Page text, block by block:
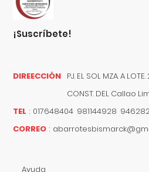
¡suscríbete!
DIREECCIÓN PJ. EL SOL MZA. A
CONST. DEL Callao
TEL : 017648404 981144928
CORREO :
Ayuda